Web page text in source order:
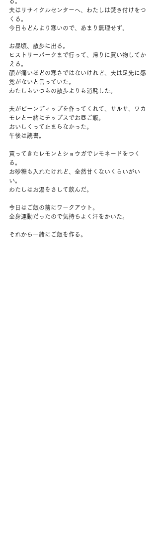
夫はリサイクルセンターへ、わたしは焚き付けをつ
くる。
今日もどんより寒いので、あまり無理せず。
お昼頃、散歩に出る。
ヒストリーパークまで行って、帰りに買い物してか
える。
顔が痛いほどの寒さではないけれど、夫は足先に感
覚がないと言っていた。
わたしもいつもの散歩よりも消耗した。
夫がビーンディップを作ってくれて、サルサ、ワカ
モレと一緒にチップスでお昼ご飯。
おいしくって止まらなかった。
午後は読書。
買ってきたレモンとショウガでレモネードをつく
る。
お砂糖も入れたけれど、全然甘くないくらいがい
い。
わたしはお湯をさして飲んだ。
今日はご飯の前にワークアウト。
全身運動だったので気持ちよく汗をかいた。
それから一緒にご飯を作る。